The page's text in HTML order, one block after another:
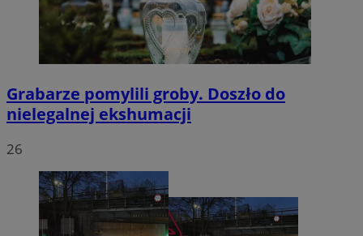
Grabarze pomylili groby. Doszło do
nielegalnej ekshumacji
26